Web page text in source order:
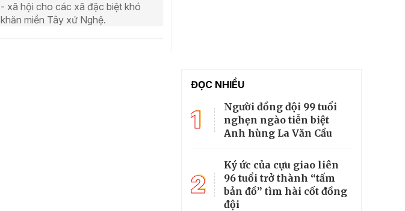
- xã hội cho các xã đặc biệt khó
khăn miền Tây xứ Nghệ.
ĐỌC NHIỀU
1
Người đồng đội 99 tuổi
nghẹn ngào tiễn biệt
Anh hùng La Văn Cầu
2
Ký ức của cựu giao liên
96 tuổi trở thành “tấm
bản đồ” tìm hài cốt đồng
đội